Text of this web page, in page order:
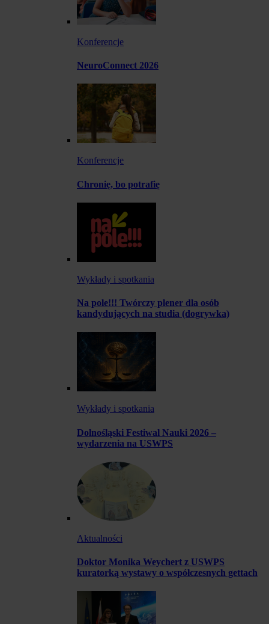
Konferencje
NeuroConnect 2026
Konferencje
Chronię, bo potrafię
Wykłady i spotkania
Na pole!!! Twórczy plener dla osób
kandydujących na studia (dogrywka)
Wykłady i spotkania
Dolnośląski Festiwal Nauki 2026 –
wydarzenia na USWPS
Aktualności
Doktor Monika Weychert z USWPS
kuratorką wystawy o współczesnych gettach